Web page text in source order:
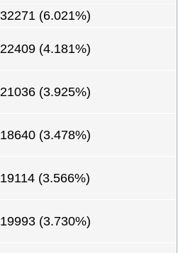
32271 (6.021%)
22409 (4.181%)
21036 (3.925%)
18640 (3.478%)
19114 (3.566%)
19993 (3.730%)